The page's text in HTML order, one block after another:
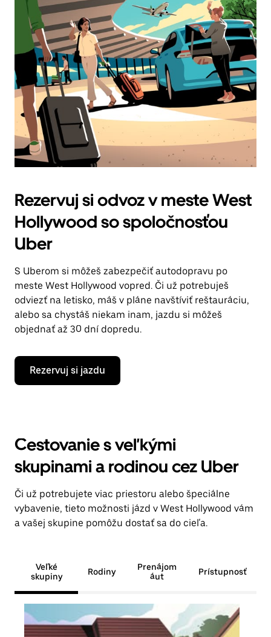
Rezervuj si odvoz v meste West
Hollywood so spoločnosťou
Uber
S Uberom si môžeš zabezpečiť autodopravu po
meste West Hollywood vopred. Či už potrebuješ
odviezť na letisko, máš v pláne navštíviť reštauráciu,
alebo sa chystáš niekam inam, jazdu si môžeš
objednať až 30 dní dopredu.
Rezervuj si jazdu
Cestovanie s veľkými
skupinami a rodinou cez Uber
Či už potrebujete viac priestoru alebo špeciálne
vybavenie, tieto možnosti jázd v West Hollywood vám
a vašej skupine pomôžu dostať sa do cieľa.
Veľké
skupiny
Rodiny
Prenájom
áut
Prístupnosť